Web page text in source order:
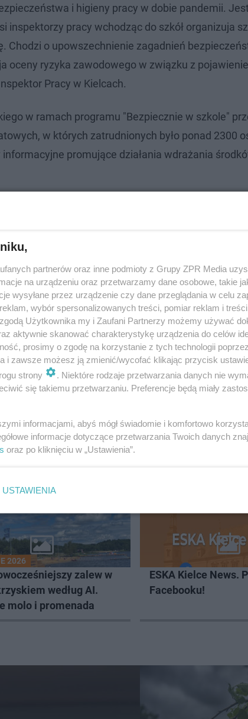
i higieny pracy w dobie pandemii.
inspektorzy pracy wchodząc do szkół organizuja
Chodzi o upowszechnienie zagadnień
oceny ryzyka zawodowego w związku z
Pracy w Kielcach.
w ramach programu "Bezpiecznie w szkole"
w których zatrudnionych było ponad 2300
promujące działania wdrażania
ale również w późniejszym terminie, także
2026
zalew w
według AI.
molo i promenada
ESKA Kielce News.
Facebooku!
partnerów oraz inne podmioty z Grupy ZPR Media
na urządzeniu oraz przetwarzamy dane osobowe, takie
wysyłane przez urządzenie czy dane przeglądania w celu
wybór spersonalizowanych treści, pomiar reklam i
Użytkownika my i Zaufani Partnerzy możemy używać
aktywnie skanować charakterystykę urządzenia do celów
prosimy o zgodę na korzystanie z tych technologii
i zawsze możesz ją zmienić/wycofać klikając przycisk
strony
. Niektóre rodzaje przetwarzania danych nie
się takiemu przetwarzaniu. Preferencje będą miały
informacjami, abyś mógł świadomie i komfortowo
informacje dotyczące przetwarzania Twoich danych
oraz po kliknięciu w „Ustawienia”.
USTAWIENIA